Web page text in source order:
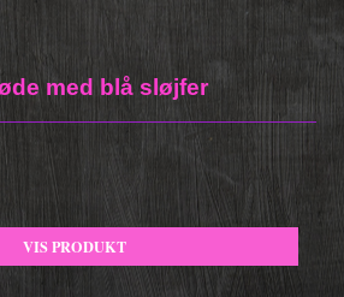
med blå sløjfer
VIS PRODUKT